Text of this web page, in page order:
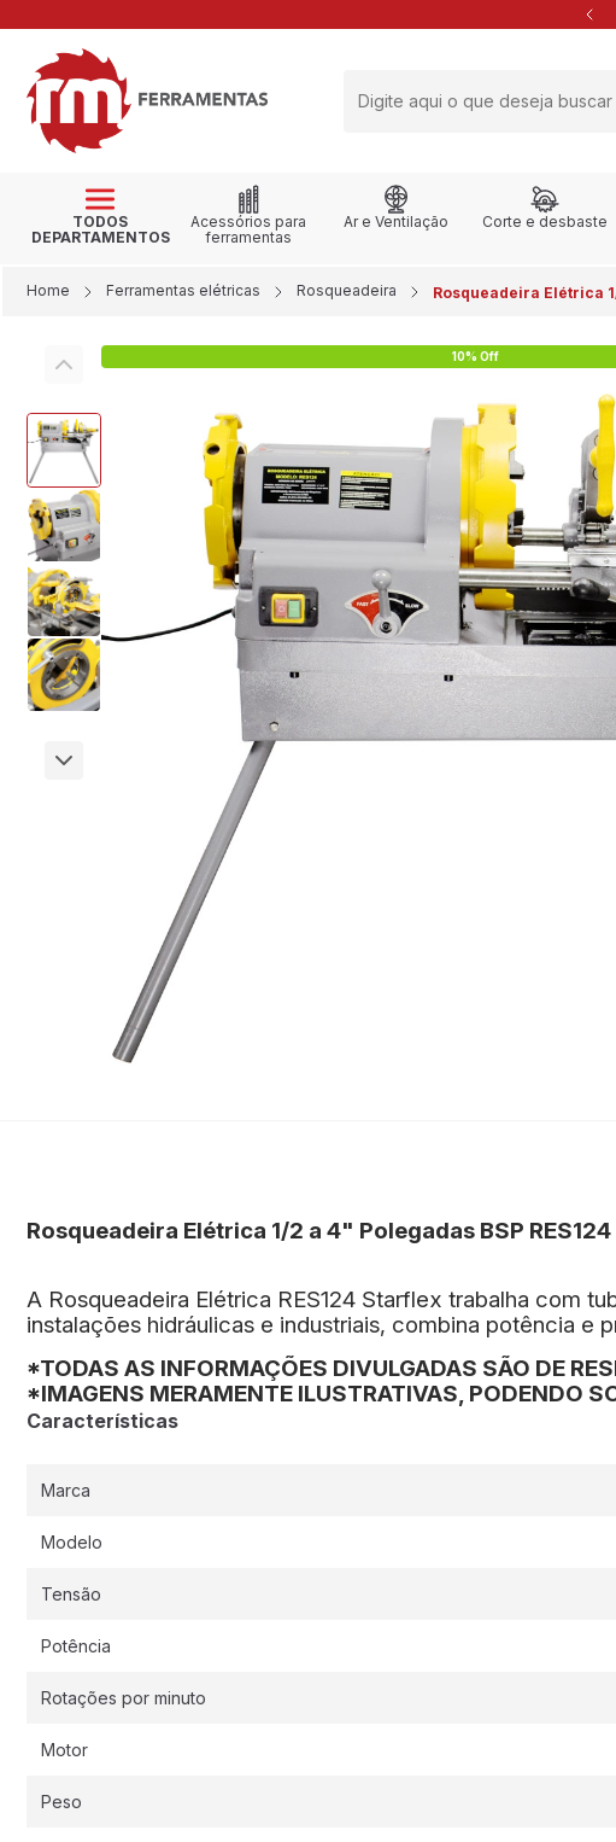
TODOS
DEPARTAMENTOS
Acessórios para
ferramentas
Ar e Ventilação Corte e desbaste
Home Ferramentas elétricas Rosqueadeira Rosqueadeira Elétrica
10% Off
Rosqueadeira Elétrica 1/2 a 4" Polegadas BSP
A Rosqueadeira Elétrica RES124 Starflex trabalha com
instalações hidráulicas e industriais, combina potência e
*TODAS AS INFORMAÇÕES DIVULGADAS SÃO DE
*IMAGENS MERAMENTE ILUSTRATIVAS, PODENDO
Características
Marca
Modelo
Tensão
Potência
Rotações por minuto
Motor
Peso